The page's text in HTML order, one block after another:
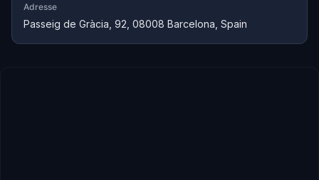
Adresse
Passeig de Gràcia, 92, 08008 Barcelona, Spain